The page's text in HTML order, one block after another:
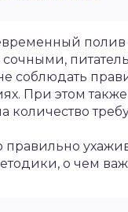
полив
сочными,
соблюдать
При этом
количество
о чем